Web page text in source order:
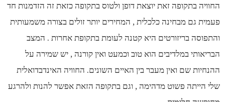
החוויה בתקופה זאת יוצאת דופן ולטוס בתקופה כזאת זה הזדמנות חד
פעמית גם מבחינה כלכלית , המחירים יותר זולים בצורה משמעותית
והתפוסה בריזורטים היא קטנה לעומת בתקופת אחרות . המצב
הבריאותי במלדיבים הוא טוב וכמעט ואין קורנה , יש שמירה על
ההנחיות שם ואין מעבר בין האיים השונים. החוויה האינדבדואלית
שלי הייתה פשוט מדהימה , וגם בתקופה הזאת אפשר להנות ולהרגע